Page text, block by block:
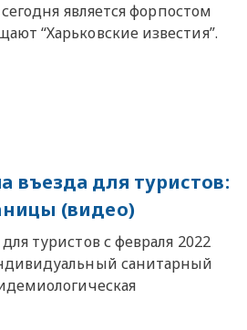
является форпостом
“Харьковские известия”.
въезда для туристов:
(видео)
туристов с февраля 2022
санитарный